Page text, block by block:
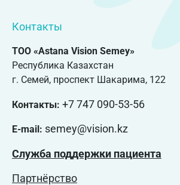
Контакты
ТОО «Astana Vision Semey»
Республика Казахстан
г. Семей, проспект Шакарима, 122
Контакты: +7 747 090-53-56
E-mail: semey@vision.kz
Служба поддержки пациента
Партнёрство